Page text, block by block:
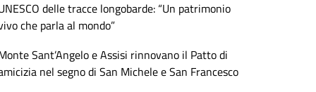
delle tracce longobarde: “Un patrimonio
che parla al mondo”
Sant’Angelo e Assisi rinnovano il Patto di
nel segno di San Michele e San Francesco